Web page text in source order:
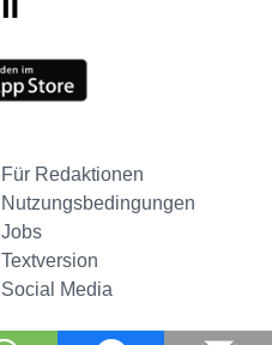
Für Redaktionen
Nutzungsbedingungen
Jobs
Textversion
Social Media